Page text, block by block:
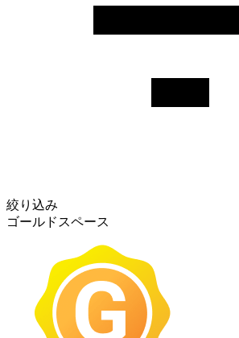
絞り込み
ゴールドスペース